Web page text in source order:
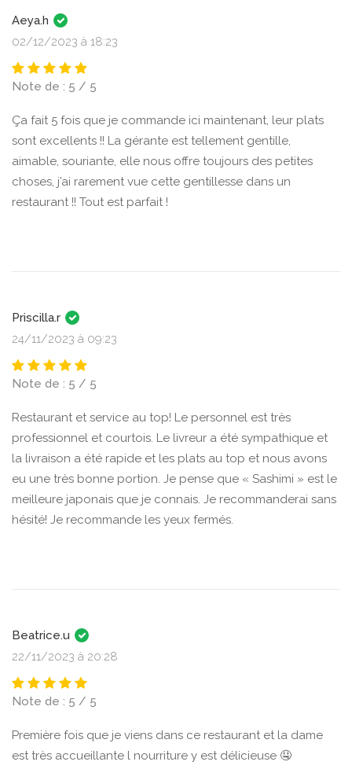
Aeya.h
02/12/2023 à 18:23
Note de : 5 / 5
Ça fait 5 fois que je commande ici maintenant, leur plats
sont excellents !! La gérante est tellement gentille,
aimable, souriante, elle nous offre toujours des petites
choses, j’ai rarement vue cette gentillesse dans un
restaurant !! Tout est parfait !
Priscilla.r
24/11/2023 à 09:23
Note de : 5 / 5
Restaurant et service au top! Le personnel est très
professionnel et courtois. Le livreur a été sympathique et
la livraison a été rapide et les plats au top et nous avons
eu une très bonne portion. Je pense que « Sashimi » est le
meilleure japonais que je connais. Je recommanderai sans
hésité! Je recommande les yeux fermés.
Beatrice.u
22/11/2023 à 20:28
Note de : 5 / 5
Première fois que je viens dans ce restaurant et la dame
est très accueillante l nourriture y est délicieuse 🤤